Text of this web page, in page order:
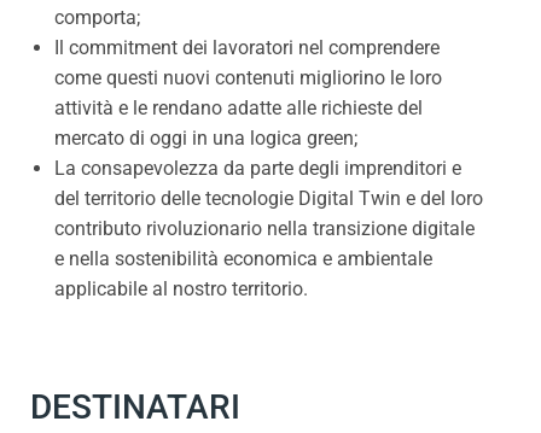
comporta;
Il commitment dei lavoratori nel comprendere
come questi nuovi contenuti migliorino le loro
attività e le rendano adatte alle richieste del
mercato di oggi in una logica green;
La consapevolezza da parte degli imprenditori e
del territorio delle tecnologie Digital Twin e del loro
contributo rivoluzionario nella transizione digitale
e nella sostenibilità economica e ambientale
applicabile al nostro territorio.
DESTINATARI